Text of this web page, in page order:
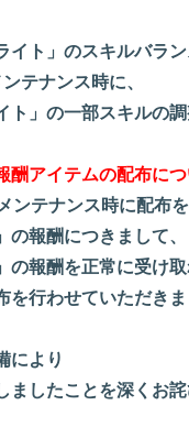
イト」のスキルバラ
テナンス時に、
ト」の一部スキルの
酬アイテムの配布に
ンテナンス時に配布
の報酬につきまして、
の報酬を正常に受け
を行わせていただき
により
ましたことを深くお